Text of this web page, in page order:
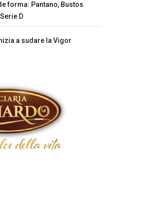
forma: Pantano, Bustos
D
a sudare la Vigor